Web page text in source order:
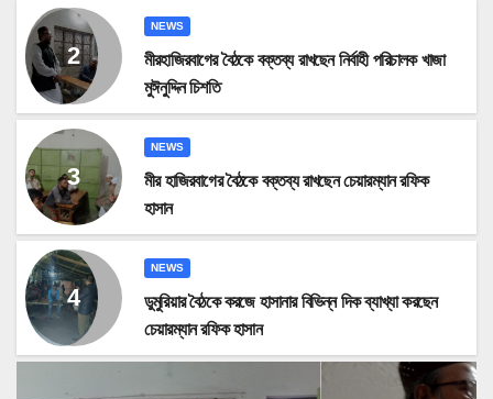
NEWS
মীরহাজিরবাগের বৈঠকে বক্তব্য রাখছেন নির্বাহী পরিচালক খাজা
মুঈনুদ্দিন চিশতি
NEWS
মীর হাজিরবাগের বৈঠকে বক্তব্য রাখছেন চেয়ারম্যান রফিক
হাসান
NEWS
ডুমুরিয়ার বৈঠকে করজে হাসানার বিভিন্ন দিক ব্যাখ্যা করছেন
চেয়ারম্যান রফিক হাসান